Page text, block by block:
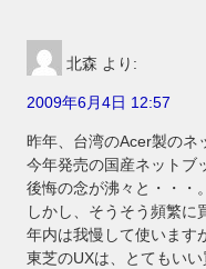
北森 より:
2009年6月4日 12:57
昨年、台湾のAcer製のネ
今年発売の国産ネットブ
後悔の念が沸々と・・・。
しかし、そうそう頻繁に
年内は我慢して使います
東芝のUXは、とてもいい